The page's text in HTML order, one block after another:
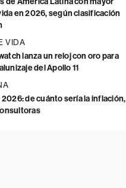
en 2026, según clasificación
VIDA
lanza un reloj con oro para
del Apollo 11
2026: de cuánto sería la inflación,